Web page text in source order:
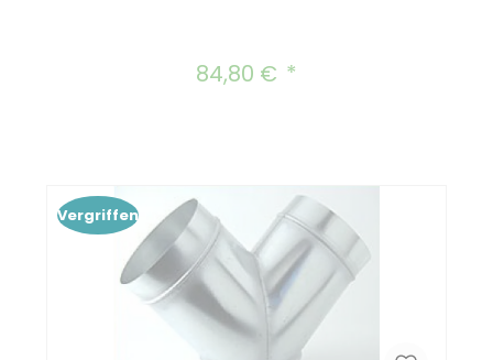
Regulärer Preis:
84,80 €
Vergriffen